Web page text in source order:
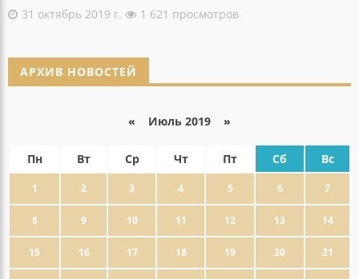
31 октябрь 2019 г.
1 621 просмотров
АРХИВ НОВОСТЕЙ
« Июль 2019 »
Пн Вт Ср Чт Пт Сб Вс
1 2 3 4 5 6 7
8 9 10 11 12 13 14
15 16 17 18 19 20 21